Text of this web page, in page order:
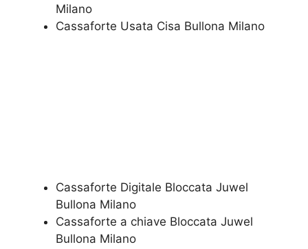
Milano
​Cassaforte Usata​ Cisa Bullona Milano
Cassaforte Digitale Bloccata Juwel
Bullona Milano
Cassaforte a chiave Bloccata Juwel
Bullona Milano